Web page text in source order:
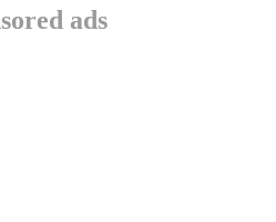
ads